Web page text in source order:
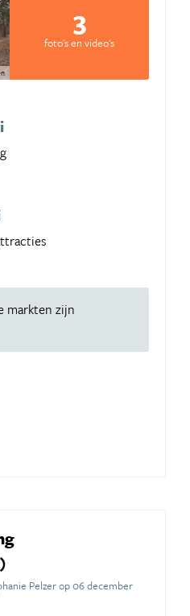
3
foto's en video's
markten zijn
Pelzer op 06 december